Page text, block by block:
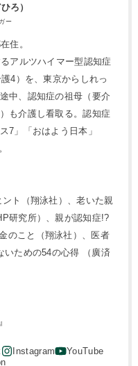
ろ）
ー
住。
アルツハイマー型認知症
4）を、東京からしれっ
中、認知症の祖母（要介
も介護し看取る。認知症
7」「おはよう日本」
ト（翔泳社）、老いた親
研究所）、親が認知症!?
のこと（翔泳社）、医者
いための54の心得 （廣済
』